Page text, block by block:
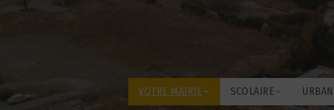
VOTRE MAIRIE SCOLAIRE